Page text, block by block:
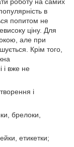
роботу на самих
в
попитом не
ціну. Для
але при
Крім того,
і вже не
і
брелоки,
етикетки;